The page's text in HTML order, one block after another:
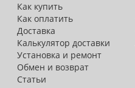
Как купить
Как оплатить
Доставка
Калькулятор доставки
Установка и ремонт
Обмен и возврат
Статьи